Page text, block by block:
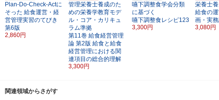
Plan-Do-Check-Actに
そった 給食運営・経
営管理実習のてびき
第6版
2,860円
管理栄養士養成のた
めの栄養学教育モデ
ル・コア・カリキュ
ラム準拠
第11巻 給食経営管理
論 第2版 給食と給食
経営管理における関
連項目の総合的理解
3,300円
嚥下調整食学会分類
に基づく
嚥下調整食レシピ123
3,300円
栄養士
給食の
画・実
3,080円
関連領域からさがす